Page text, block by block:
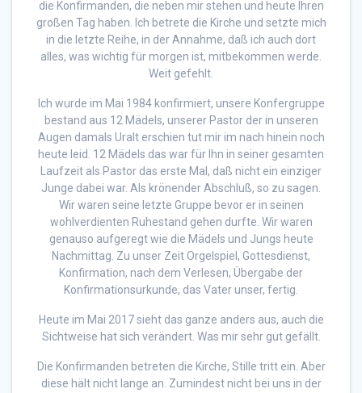
die Konfirmanden, die neben mir stehen und heute Ihren
großen Tag haben. Ich betrete die Kirche und setzte mich
in die letzte Reihe, in der Annahme, daß ich auch dort
alles, was wichtig für morgen ist, mitbekommen werde.
Weit gefehlt.
Ich wurde im Mai 1984 konfirmiert, unsere Konfergruppe
bestand aus 12 Mädels, unserer Pastor der in unseren
Augen damals Uralt erschien tut mir im nach hinein noch
heute leid. 12 Mädels das war für Ihn in seiner gesamten
Laufzeit als Pastor das erste Mal, daß nicht ein einziger
Junge dabei war. Als krönender Abschluß, so zu sagen.
Wir waren seine letzte Gruppe bevor er in seinen
wohlverdienten Ruhestand gehen durfte. Wir waren
genauso aufgeregt wie die Mädels und Jungs heute
Nachmittag. Zu unser Zeit Orgelspiel, Gottesdienst,
Konfirmation, nach dem Verlesen, Übergabe der
Konfirmationsurkunde, das Vater unser, fertig.
Heute im Mai 2017 sieht das ganze anders aus, auch die
Sichtweise hat sich verändert. Was mir sehr gut gefällt.
Die Konfirmanden betreten die Kirche, Stille tritt ein. Aber
diese hält nicht lange an. Zumindest nicht bei uns in der